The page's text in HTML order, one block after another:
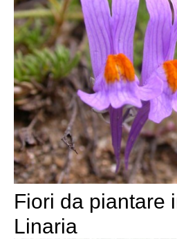
Fiori da piantare
Linaria